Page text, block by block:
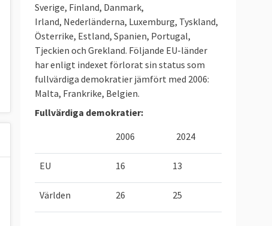
Sverige, Finland, Danmark,
Irland, Nederländerna, Luxemburg, Tyskland,
Österrike, Estland, Spanien, Portugal,
Tjeckien och Grekland. Följande EU-länder
har enligt indexet förlorat sin status som
fullvärdiga demokratier jämfört med 2006:
Malta, Frankrike, Belgien.
Fullvärdiga demokratier:
2006
2024
EU 16 13
Världen 26 25